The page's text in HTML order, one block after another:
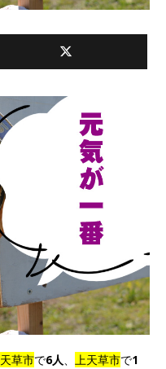
天草市で6人、 上天草市で1